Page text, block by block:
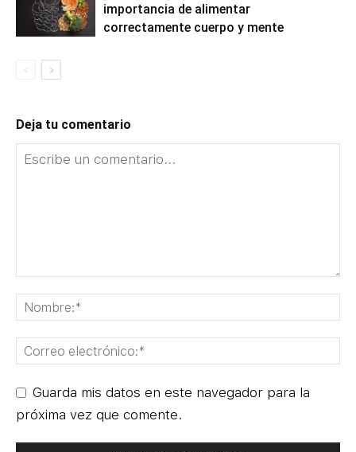
importancia de alimentar
correctamente cuerpo y mente
Deja tu comentario
Guarda mis datos en este navegador para la
próxima vez que comente.